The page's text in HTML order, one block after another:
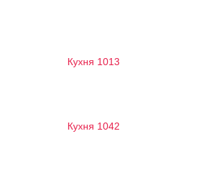
Кухня 1013
Кухня 1042